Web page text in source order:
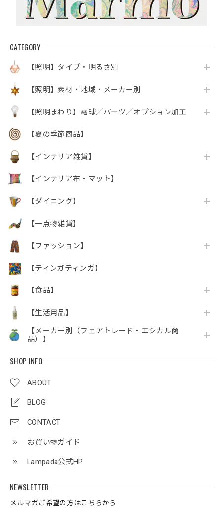
CATEGORY
【照明】タイプ・明るさ別
【照明】素材・地域・メーカー別
【照明まわり】電球／パーツ／オプション加工
【夏の季節商品】
【インテリア雑貨】
【インテリア布・マット】
【ダイニング】
【一点物雑貨】
【ファッション】
【ティンガティンガ】
【食品】
【生活用品】
【メーカー別（フェアトレード・エシカル商
品）】
SHOP INFO
ABOUT
BLOG
CONTACT
お買い物ガイド
Lampada公式HP
NEWSLETTER
メルマガご希望の方はこちらから